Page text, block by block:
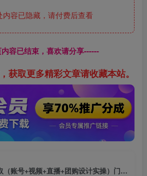
容已隐藏，请付费后查看
容已结束，喜欢请分享------
获取更多精彩文章请收藏本站。
实体店同城流量获取（账号+视频+直播+团购设计实操）门店引流获客能力提升，增加同城流量曝光